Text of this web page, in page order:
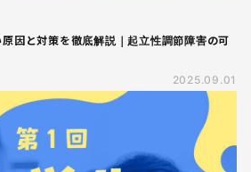
原因と対策を徹底解説｜起立性調節障害の可
2025.09.01